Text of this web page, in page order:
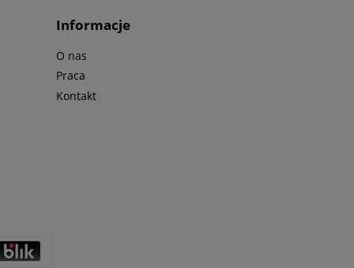
Informacje
O nas
Praca
Kontakt